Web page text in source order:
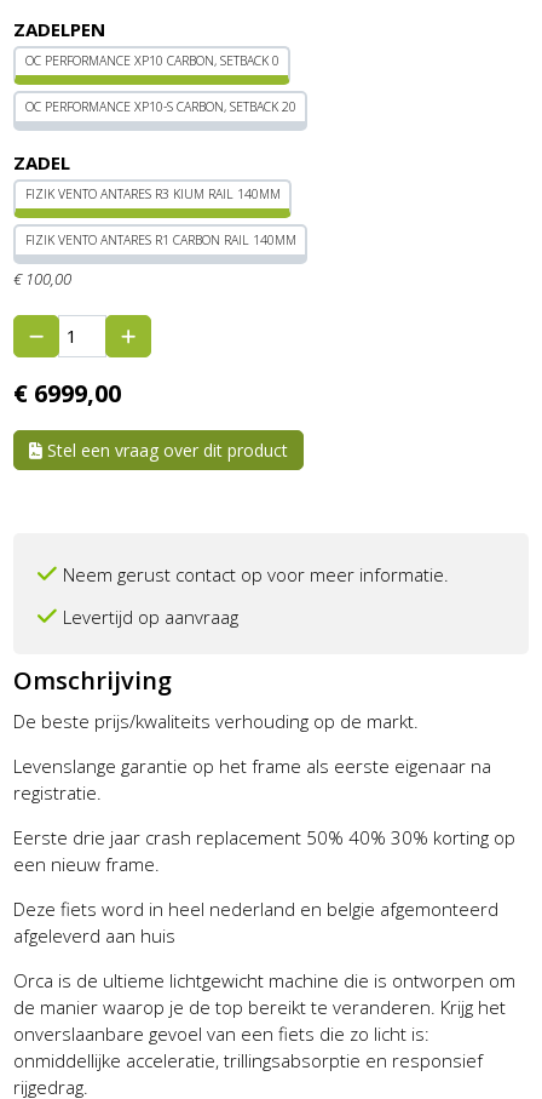
ZADELPEN
OC PERFORMANCE XP10 CARBON, SETBACK 0
OC PERFORMANCE XP10-S CARBON, SETBACK 20
ZADEL
FIZIK VENTO ANTARES R3 KIUM RAIL 140MM
FIZIK VENTO ANTARES R1 CARBON RAIL 140MM
€ 100,00
€ 6999,00
Stel een vraag over dit product
Neem gerust contact op voor meer informatie.
Levertijd op aanvraag
Omschrijving
De beste prijs/kwaliteits verhouding op de markt.
Levenslange garantie op het frame als eerste eigenaar na
registratie.
Eerste drie jaar crash replacement 50% 40% 30% korting op
een nieuw frame.
Deze fiets word in heel nederland en belgie afgemonteerd
afgeleverd aan huis
Orca is de ultieme lichtgewicht machine die is ontworpen om
de manier waarop je de top bereikt te veranderen. Krijg het
onverslaanbare gevoel van een fiets die zo licht is:
onmiddellijke acceleratie, trillingsabsorptie en responsief
rijgedrag.